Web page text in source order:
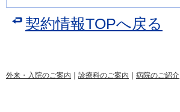
契約情報TOPへ戻る
外来・入院のご案内 診療科のご案内 病院のご紹介